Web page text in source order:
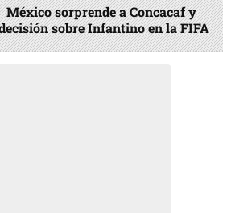
México sorprende a Concacaf y
sobre Infantino en la FIFA